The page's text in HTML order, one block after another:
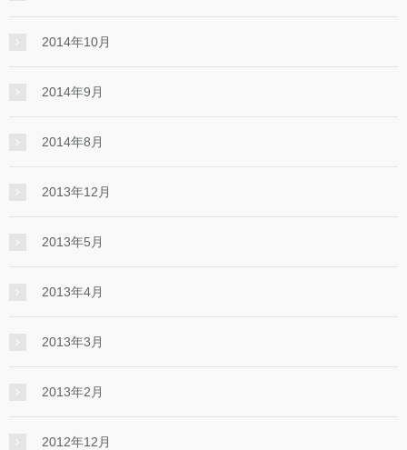
2014年10月
2014年9月
2014年8月
2013年12月
2013年5月
2013年4月
2013年3月
2013年2月
2012年12月